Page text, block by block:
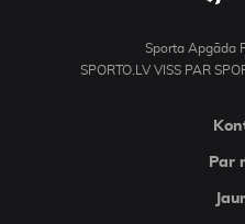
Sporta Apgāda
SPORTO.LV VISS PAR
Par